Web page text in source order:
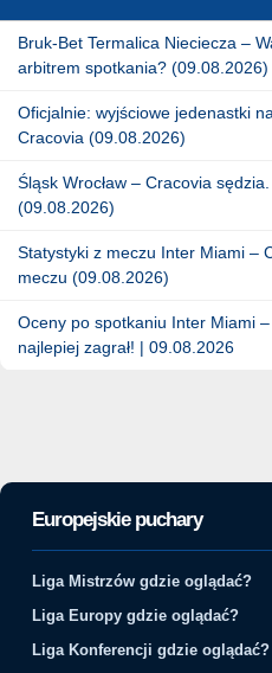
Bruk-Bet Termalica Nieciecza –
arbitrem spotkania? (09.08.2026)
Oficjalnie: wyjściowe jedenastki
Cracovia (09.08.2026)
Śląsk Wrocław – Cracovia
(09.08.2026)
Statystyki z meczu Inter Miami –
meczu (09.08.2026)
Oceny po spotkaniu Inter Miami
najlepiej zagrał! | 09.08.2026
Europejskie puchary
Liga Mistrzów gdzie oglądać?
Liga Europy gdzie oglądać?
Liga Konferencji gdzie oglądać?